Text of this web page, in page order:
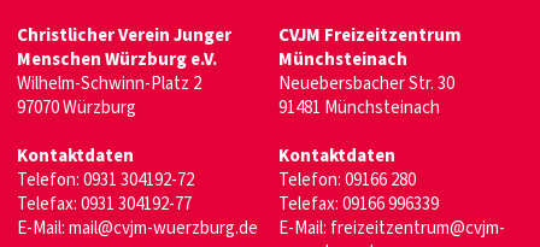
Christlicher Verein Junger
Menschen Würzburg e.V.
Wilhelm-Schwinn-Platz 2
97070 Würzburg
Kontaktdaten
Telefon:0931 304192-72
Telefax: 0931 304192-77
E-Mail:mail@cvjm-wuerzburg.de
CVJM Freizeitzentrum
Münchsteinach
Neuebersbacher Str. 30
91481 Münchsteinach
Kontaktdaten
Telefon:09166 280
Telefax: 09166 996339
E-Mail: freizeitzentrum@cvjm-